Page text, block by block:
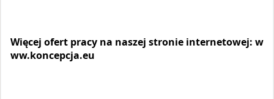
Więcej ofert pracy na naszej stronie internetowej: w
ww.koncepcja.eu